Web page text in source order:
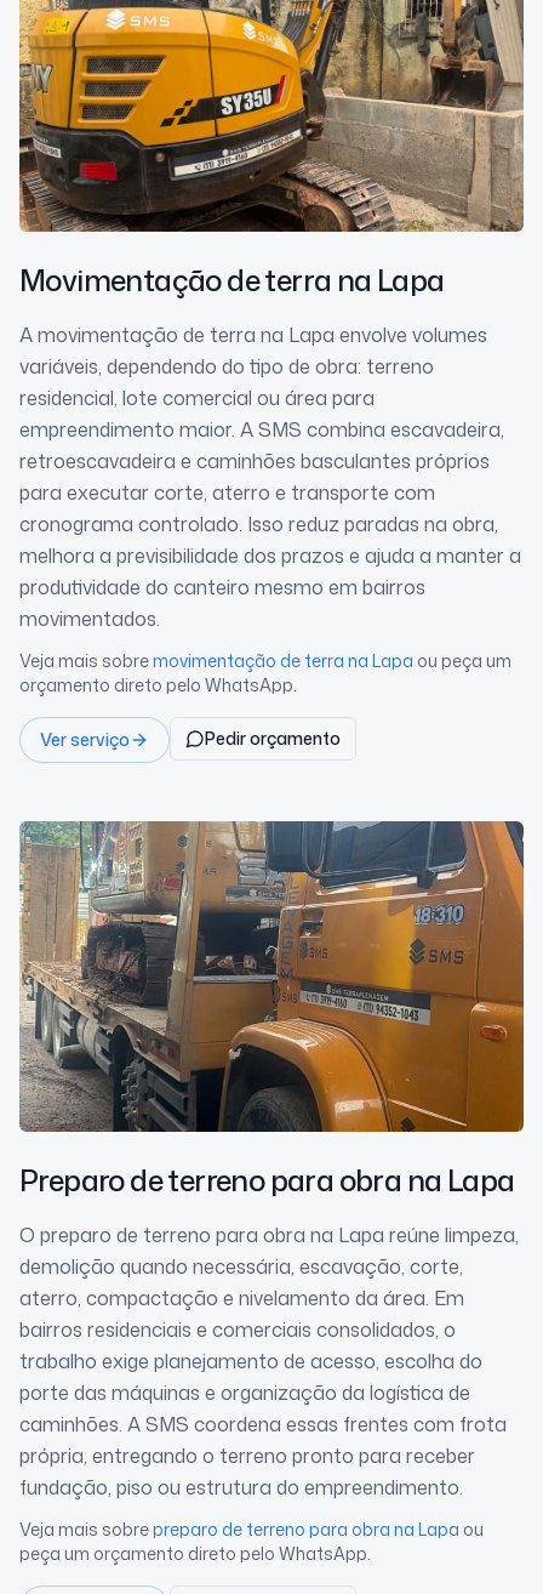
Movimentação de terra na Lapa
A movimentação de terra na Lapa envolve volumes
variáveis, dependendo do tipo de obra: terreno
residencial, lote comercial ou área para
empreendimento maior. A SMS combina escavadeira,
retroescavadeira e caminhões basculantes próprios
para executar corte, aterro e transporte com
cronograma controlado. Isso reduz paradas na obra,
melhora a previsibilidade dos prazos e ajuda a manter a
produtividade do canteiro mesmo em bairros
movimentados.
Veja mais sobremovimentação de terra na Lapa ou peça um
orçamento direto pelo WhatsApp.
Ver serviço Pedir orçamento
Preparo de terreno para obra na Lapa
O preparo de terreno para obra na Lapa reúne limpeza,
demolição quando necessária, escavação, corte,
aterro, compactação e nivelamento da área. Em
bairros residenciais e comerciais consolidados, o
trabalho exige planejamento de acesso, escolha do
porte das máquinas e organização da logística de
caminhões. A SMS coordena essas frentes com frota
própria, entregando o terreno pronto para receber
fundação, piso ou estrutura do empreendimento.
Veja mais sobrepreparo de terreno para obra na Lapa ou
peça um orçamento direto pelo WhatsApp.